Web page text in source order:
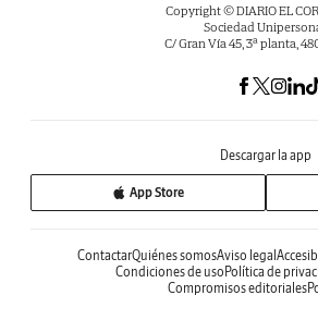
Copyright © DIARIO EL
Sociedad
C/ Gran Vía 45, 3ª planta,
Descargar la app
App Store
ContactarQuiénes somosAviso legal
Condiciones de uso Política de
Compromisos editoriales